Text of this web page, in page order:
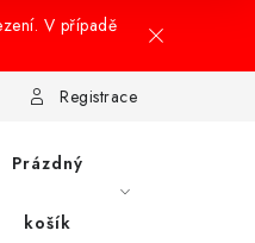
V případě
montážRegistrace
Prázdný
košík